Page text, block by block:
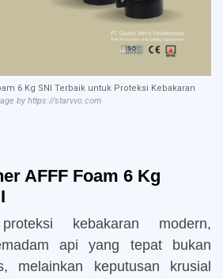
6 Kg SNI Terbaik untuk Proteksi Kebakaran
by https://starvvo.com
AFFF Foam 6 Kg
kebakaran modern,
api yang tepat bukan
melainkan keputusan krusial